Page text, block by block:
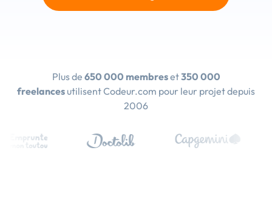
Plus de 650 000 membreset350 000
freelances utilisent Codeur.com pour leur projet depuis
2006